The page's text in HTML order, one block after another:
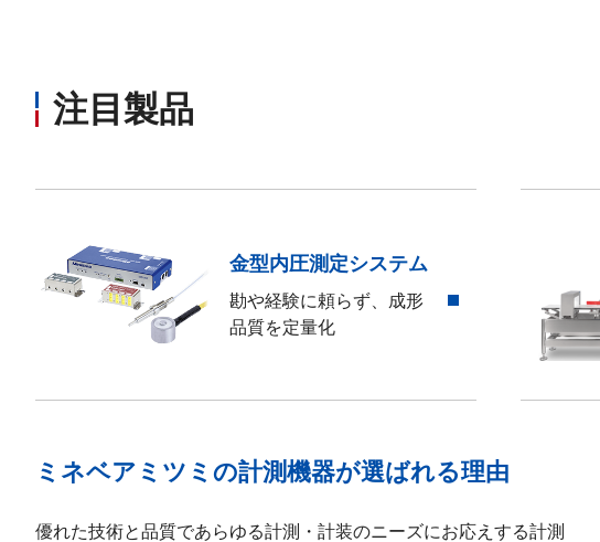
注目製品
金型内圧測定システム
勘や経験に頼らず、成形
品質を定量化
ミネベアミツミの計測機器が選ばれる理由
優れた技術と品質であらゆる計測・計装のニーズにお応えする計測